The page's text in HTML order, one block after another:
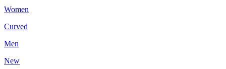
Women
Curved
Men
New